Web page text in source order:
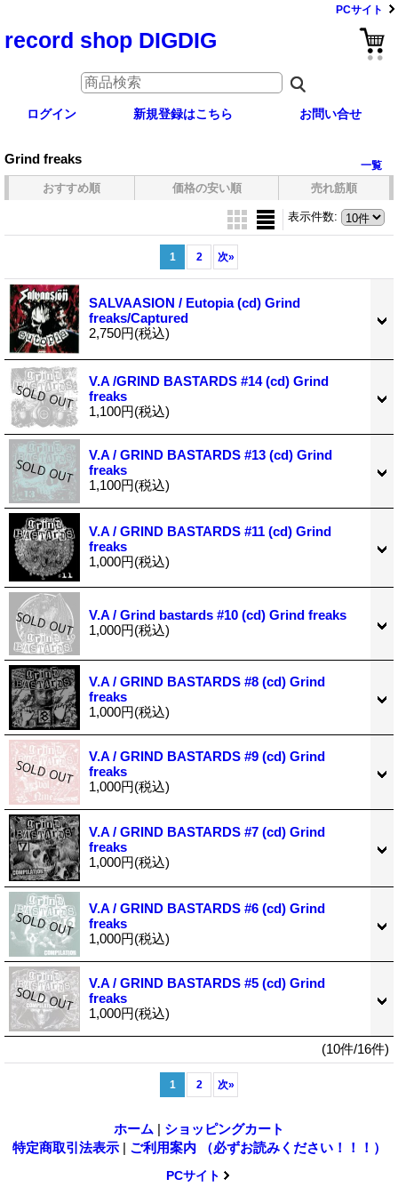
PCサイト
record shop DIGDIG
ログイン 新規登録はこちら お問い合せ
Grind freaks 一覧
おすすめ順 価格の安い順 売れ筋順
表示件数:
1 2 次»
SALVAASION / Eutopia (cd) Grind
freaks/Captured
2,750円(税込)
V.A /GRIND BASTARDS #14 (cd) Grind
freaks
1,100円(税込)
V.A / GRIND BASTARDS #13 (cd) Grind
freaks
1,100円(税込)
V.A / GRIND BASTARDS #11 (cd) Grind
freaks
1,000円(税込)
V.A / Grind bastards #10 (cd) Grind freaks
1,000円(税込)
V.A / GRIND BASTARDS #8 (cd) Grind
freaks
1,000円(税込)
V.A / GRIND BASTARDS #9 (cd) Grind
freaks
1,000円(税込)
V.A / GRIND BASTARDS #7 (cd) Grind
freaks
1,000円(税込)
V.A / GRIND BASTARDS #6 (cd) Grind
freaks
1,000円(税込)
V.A / GRIND BASTARDS #5 (cd) Grind
freaks
1,000円(税込)
(10件/16件)
1 2 次»
ホーム | ショッピングカート
特定商取引法表示 | ご利用案内 （必ずお読みください！！！）
PCサイト